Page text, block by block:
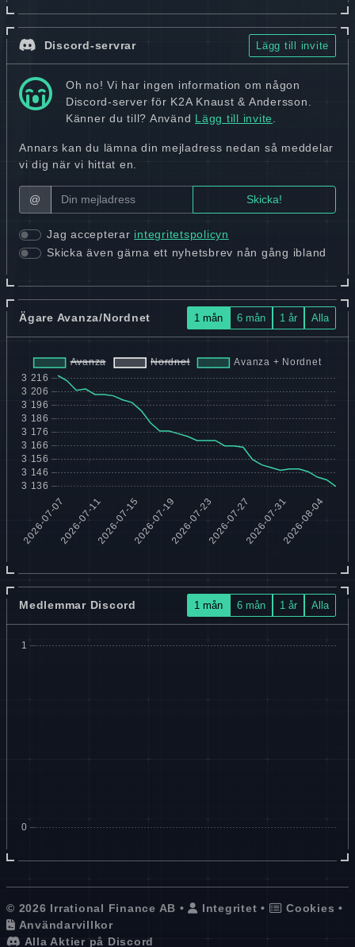
Discord-servrar Lägg till invite
Oh no! Vi har ingen information om någon
Discord-server för K2A Knaust & Andersson.
Känner du till? Använd Lägg till invite.
Annars kan du lämna din mejladress nedan så meddelar
vi dig när vi hittat en.
@
Jag accepterar integritetspolicyn
Skicka även gärna ett nyhetsbrev nån gång ibland
Ägare Avanza/Nordnet 1 mån 6 mån 1 år Alla
Medlemmar Discord 1 mån 6 mån 1 år Alla
© 2026 Irrational Finance AB • Integritet • Cookies •
Användarvillkor
Alla Aktier på Discord